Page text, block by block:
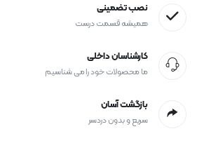
نصب تضمینی
همیشه قسمت درست
کارشناسان داخلی
ما محصولات خود را می شناسیم
بازگشت آسان
سریع و بدون دردسر